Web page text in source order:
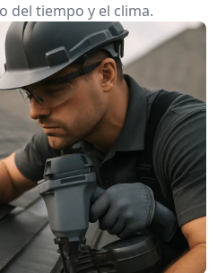
del tiempo y el clima.